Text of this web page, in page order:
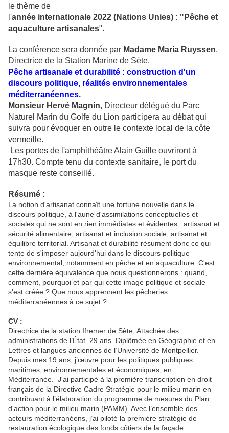
le thème de
l'année internationale 2022 (Nations Unies) : "Pêche et
aquaculture artisanales".
La conférence sera donnée par Madame Maria Ruyssen,
Directrice de la Station Marine de Sète.
Pêche artisanale et durabilité : construction d'un
discours politique, réalités environnementales
méditerranéennes.
Monsieur Hervé Magnin, Directeur délégué du Parc
Naturel Marin du Golfe du Lion participera au débat qui
suivra pour évoquer en outre le contexte local de la côte
vermeille.
Les portes de l'amphithéâtre Alain Guille ouvriront à
17h30. Compte tenu du contexte sanitaire, le port du
masque reste conseillé.
Résumé :
La notion d'artisanat connaît une fortune nouvelle dans le
discours politique, à l'aune d'assimilations conceptuelles et
sociales qui ne sont en rien immédiates et évidentes : artisanat et
sécurité alimentaire, artisanat et inclusion sociale, artisanat et
équilibre territorial. Artisanat et durabilité résument donc ce qui
tente de s'imposer aujourd'hui dans le discours politique
environnemental, notamment en pêche et en aquaculture. C'est
cette dernière équivalence que nous questionnerons : quand,
comment, pourquoi et par qui cette image politique et sociale
s'est créée ? Que nous apprennent les pêcheries
méditerranéennes à ce sujet ?
CV :
Directrice de la station Ifremer de Sète, Attachée des
administrations de l’État. 29 ans. Diplômée en Géographie et en
Lettres et langues anciennes de l’Université de Montpellier.
Depuis mes 19 ans, j’œuvre pour les politiques publiques
maritimes, environnementales et économiques, en
Méditerranée. J'ai participé à la première transcription en droit
français de la Directive Cadre Stratégie pour le milieu marin en
contribuant à l’élaboration du programme de mesures du Plan
d'action pour le milieu marin (PAMM). Avec l’ensemble des
acteurs méditerranéens, j’ai piloté la première stratégie de
restauration écologique des fonds côtiers de la façade